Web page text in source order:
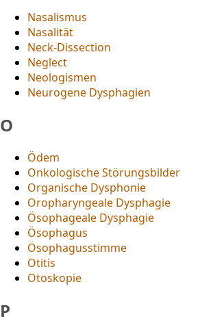
Nasalismus
Nasalität
Neck-Dissection
Neglect
Neologismen
Neurogene Dysphagien
O
Ödem
Onkologische Störungsbilder
Organische Dysphonie
Oropharyngeale Dysphagie
Ösophageale Dysphagie
Ösophagus
Ösophagusstimme
Otitis
Otoskopie
P